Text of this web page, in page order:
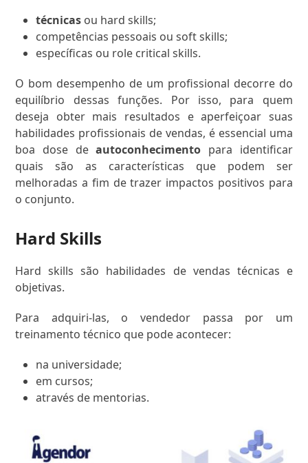
técnicas ou hard skills;
competências pessoais ou soft skills;
específicas ou role critical skills.
O bom desempenho de um profissional decorre do
equilíbrio dessas funções. Por isso, para quem
deseja obter mais resultados e aperfeiçoar suas
habilidades profissionais de vendas, é essencial uma
boa dose deautoconhecimento para identificar
quais são as características que podem ser
melhoradas a fim de trazer impactos positivos para
o conjunto.
Hard Skills
Hard skills são habilidades de vendas técnicas e
objetivas.
Para adquiri-las, o vendedor passa por um
treinamento técnico que pode acontecer:
na universidade;
em cursos;
através de mentorias.